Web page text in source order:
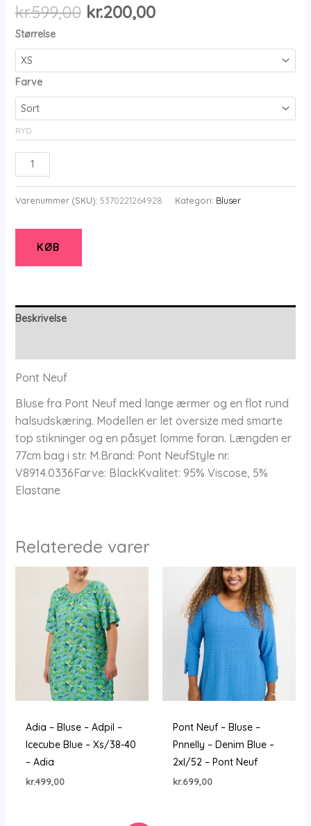
kr.599,00 Den
pris
kr.200,00Den
pris
Størrelse
Farve
RYD
Pont
Neuf
-
-
Pnaura
-
Xs
antal
Varenummer (SKU): 5370221264928 Kategori: Bluser
KØB
Beskrivelse
Pont Neuf
Bluse fra Pont Neuf med lange ærmer og en flot rund
halsudskæring. Modellen er let oversize med smarte
top stikninger og en påsyet lomme foran. Længden er
77cm bag i str. M.Brand: Pont NeufStyle nr.
V8914.0336Farve: BlackKvalitet: 95% Viscose, 5%
Elastane
Relaterede varer
Adia – Bluse – Adpil –
Icecube Blue – Xs/38-40
– Adia
kr.499,00
Pont Neuf – Bluse –
Pnnelly – Denim Blue –
2xl/52 – Pont Neuf
kr.699,00